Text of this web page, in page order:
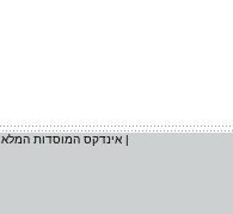
אינדקס המוסדות המלא |